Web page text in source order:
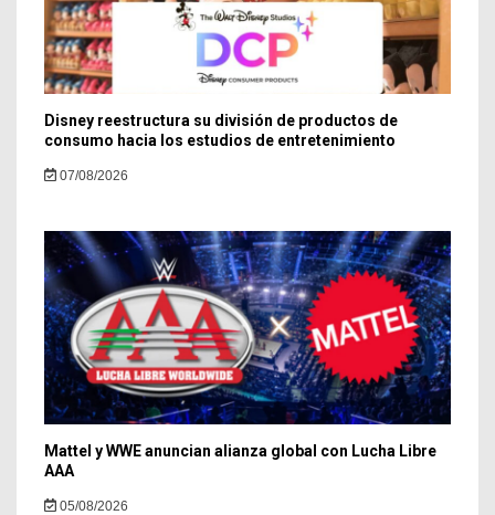
Disney reestructura su división de productos de
consumo hacia los estudios de entretenimiento
07/08/2026
Mattel y WWE anuncian alianza global con Lucha Libre
AAA
05/08/2026